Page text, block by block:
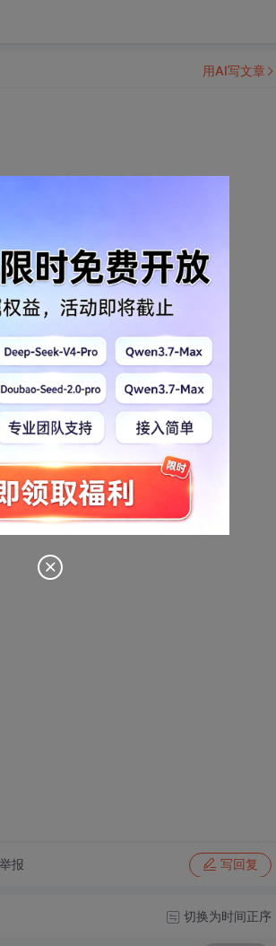
master\intelligent
举报 写回复
用AI写文章
切换为时间正序